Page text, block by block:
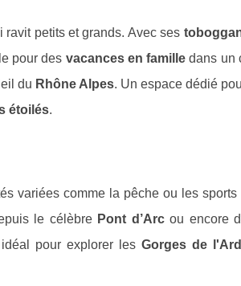
ravit petits et grands. Avec ses
pour des vacances en famille dans un
du Rhône Alpes. Un espace dédié
étoilés.
variées comme la pêche ou les sports
le célèbre Pont d’Arcou encore
pour explorer les Gorges de